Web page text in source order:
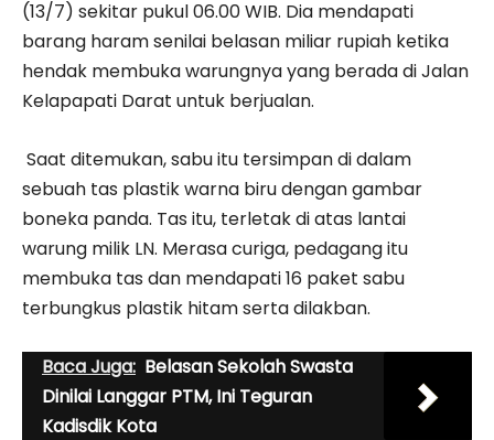
(13/7) sekitar pukul 06.00 WIB. Dia mendapati
barang haram senilai belasan miliar rupiah ketika
hendak membuka warungnya yang berada di Jalan
Kelapapati Darat untuk berjualan.
Saat ditemukan, sabu itu tersimpan di dalam
sebuah tas plastik warna biru dengan gambar
boneka panda. Tas itu, terletak di atas lantai
warung milik LN. Merasa curiga, pedagang itu
membuka tas dan mendapati 16 paket sabu
terbungkus plastik hitam serta dilakban.
Baca Juga: Belasan Sekolah Swasta
Dinilai Langgar PTM, Ini Teguran
Kadisdik Kota